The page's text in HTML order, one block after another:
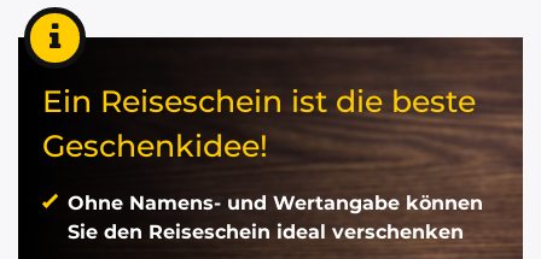
Ein Reiseschein ist die beste
Geschenkidee!
Ohne Namens- und Wertangabe können
Sie den Reiseschein ideal verschenken